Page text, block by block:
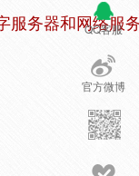
QQ客服
官方微博
服务器和网络服